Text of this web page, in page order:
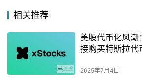
相关推荐
美股代币化风
接购买特斯拉代
2025年7月4日